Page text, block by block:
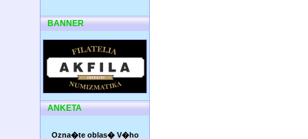
BANNER
ANKETA
Ozna�te oblas� V�ho